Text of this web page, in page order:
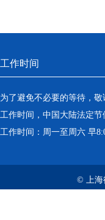
工作时间
为了避免不必要的等待，
工作时间，中国大陆法定节
工作时间：周一至周六 早
© 上海